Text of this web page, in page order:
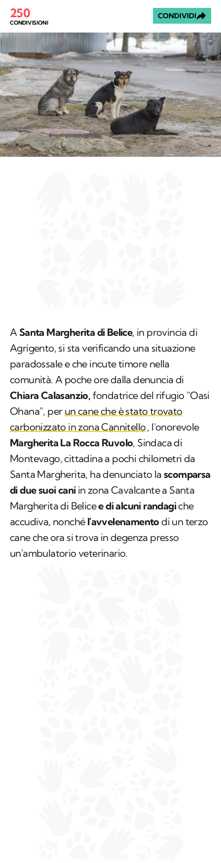
250
CONDIVISIONI
CONDIVIDI
ASanta Margherita di Belice, in provincia di
Agrigento, si sta verificando una situazione
paradossale e che incute timore nella
comunità. A poche ore dalla denuncia di
Chiara Calasanzio, fondatrice del rifugio "Oasi
Ohana", per un cane che è stato trovato
carbonizzato in zona Cannitello, l'onorevole
Margherita La Rocca Ruvolo, Sindaca di
Montevago, cittadina a pochi chilometri da
Santa Margherita, ha denunciato la scomparsa
di due suoi cani in zona Cavalcante a Santa
Margherita di Belicee di alcuni randagiche
accudiva, nonché l'avvelenamento di un terzo
cane che ora si trova in degenza presso
un'ambulatorio veterinario.